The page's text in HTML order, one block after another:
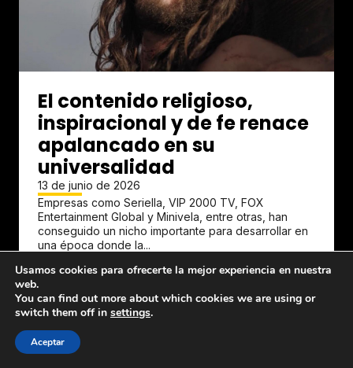
El contenido religioso,
inspiracional y de fe renace
apalancado en su
universalidad
13 de junio de 2026
Empresas como Seriella, VIP 2000 TV, FOX
Entertainment Global y Minivela, entre otras, han
conseguido un nicho importante para desarrollar en
una época donde la...
Usamos cookies para ofrecerte la mejor experiencia en nuestra
web.
You can find out more about which cookies we are using or
switch them off in settings.
Aceptar